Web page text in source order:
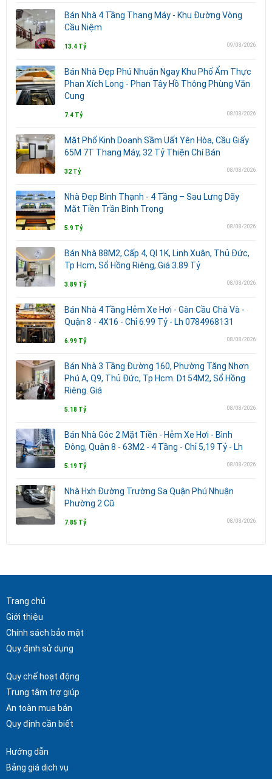
Bán Nhà 4 Tầng Thang Máy - Khu Đường Vòng
Cầu Niệm
13.4 Tỷ 09/08/2026
Bán Nhà Đẹp Phú Nhuận Ngay Khu Phố Ẩm Thực
Phan Xích Long - Phan Tây Hồ Thông Phùng Văn
Cung
7.4 Tỷ 08/08/2026
Mặt Phố Kinh Doanh Sầm Uất Yên Hòa, Cầu Giấy
65M 7T Thang Máy, 32 Tỷ Thiện Chí Bán
32 Tỷ 08/08/2026
Nhà Đẹp Bình Thạnh - 4 Tầng – Sau Lưng Dãy
Mặt Tiền Trần Bình Trọng
5.9 Tỷ 08/08/2026
Bán Nhà 88M2, Cấp 4, Ql 1K, Linh Xuân, Thủ Đức,
Tp Hcm, Sổ Hồng Riêng, Giá 3.89 Tỷ
3.89 Tỷ 08/08/2026
Bán Nhà 4 Tầng Hẻm Xe Hơi - Gàn Cầu Chà Và -
Quận 8 - 4X16 - Chỉ 6.99 Tỷ - Lh 0784968131
6.99 Tỷ 08/08/2026
Bán Nhà 3 Tầng Đường 160, Phường Tăng Nhơn
Phú A, Q9, Thủ Đức, Tp Hcm. Dt 54M2, Sổ Hồng
Riêng. Giá
5.18 Tỷ 08/08/2026
Bán Nhà Góc 2 Mặt Tiền - Hẻm Xe Hơi - Bình
Đông, Quận 8 - 63M2 - 4 Tầng - Chỉ 5,19 Tỷ - Lh
5.19 Tỷ 08/08/2026
Nhà Hxh Đường Trường Sa Quận Phú Nhuận
Phường 2 Cũ
7.85 Tỷ 08/08/2026
Trang chủ
Giới thiệu
Chính sách bảo mật
Quy định sử dụng
Quy chế hoạt động
Trung tâm trợ giúp
An toàn mua bán
Quy định cần biết
Hướng dẫn
Bảng giá dịch vụ